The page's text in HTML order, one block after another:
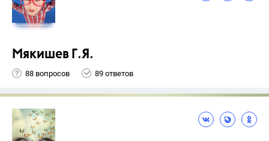
Мякишев Г.Я.
88 вопросов 89 ответов